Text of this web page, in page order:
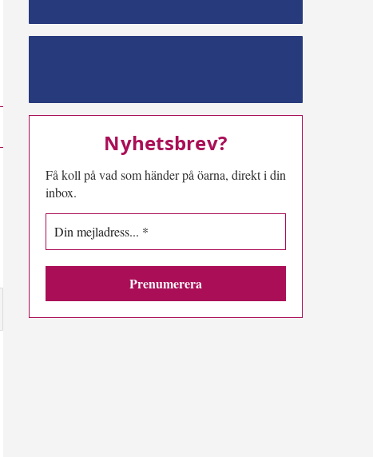
Nyhetsbrev?
Få koll på vad som händer på öarna, direkt i din
inbox.